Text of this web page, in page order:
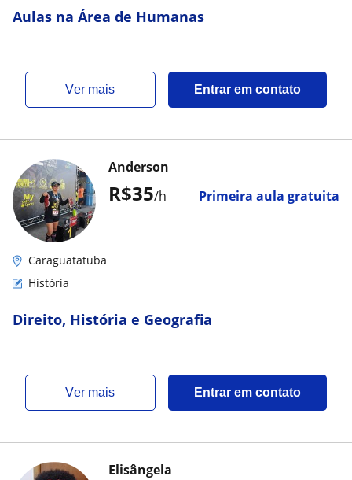
Aulas na Área de Humanas
ver mais Entrar em contato
R$35/h Primeira aula gratuita
Anderson
Caraguatatuba
História
Direito, História e Geografia
ver mais Entrar em contato
Elisângela